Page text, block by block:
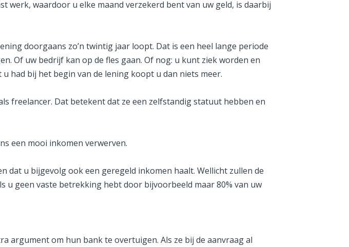
werk, waardoor u elke maand verzekerd bent van uw geld, is daarbij
doorgaans zo’n twintig jaar loopt. Dat is een heel lange periode
Of uw bedrijf kan op de fles gaan. Of nog: u kunt ziek worden en
had bij het begin van de lening koopt u dan niets meer.
freelancer. Dat betekent dat ze een zelfstandig statuut hebben en
een mooi inkomen verwerven.
u bijgevolg ook een geregeld inkomen haalt. Wellicht zullen de
u geen vaste betrekking hebt door bijvoorbeeld maar 80% van uw
argument om hun bank te overtuigen. Als ze bij de aanvraag al